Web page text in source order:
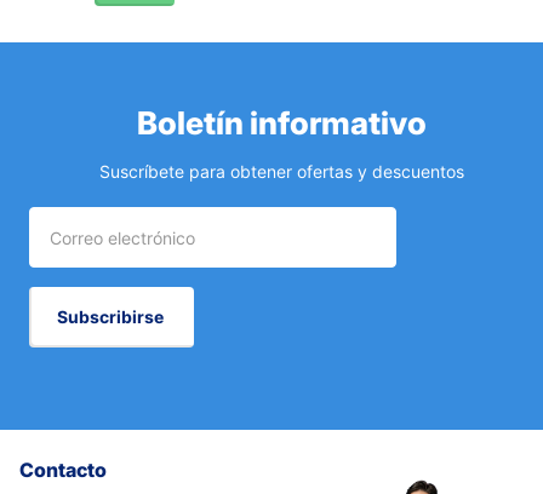
Boletín informativo
Suscríbete para obtener ofertas y descuentos
Subscribirse
Contacto